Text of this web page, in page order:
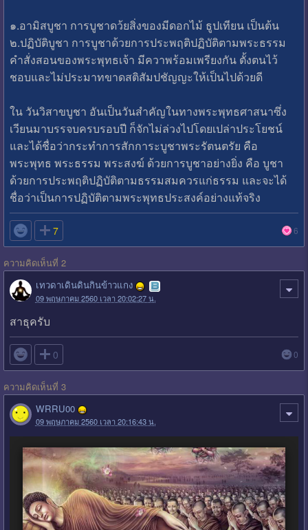
๑.อามิสบูชา การบูชาดว้ยสิ่งของมีดอกไม้ ธูปเทียน เป็นต้น
๒.ปฏิบัติบูชา การบูชาด้วยการประพฤติปฏิบัติตามพระธรรม
คำสั่งสอนของพระพุทธเจ้า มีควาพร้อมเพรียงกัน ตั้งตนไว้
ชอบและไม่ประมาทขาดสติสัมปชัญญะให้เป็นไปด้วยดี
ใน วันวิสาขบูชา อันเป็นวันสำคัญในทางพระพุทธศาสนาซึ่ง
เวียนมาบรรจบครบรอบปี ก็จักไม่ล่วงไปโดยเปล่าประโยชน์
และได้ชื่อว่ากระทำการสักการะบูชาพระรัตนตรัย คือ
พระพุทธ พระธรรม พระสงฆ์ ด้วยการบูชาอย่างยิ่ง คือ บูชา
ด้วยการประพฤติปฏิบัติตามธรรมสมควรแก่ธรรม และจะได้
ชื่อว่าเป็นการปฏิบัติตามพระพุทธประสงค์อย่างแท้จริง
 7 6
ความคิดเห็นที่ 2
เทวดาเดินดินกินข้าวแกง
09 พฤษภาคม 2560 เวลา 20:02:27 น.
สาธุครับ
 0 0
ความคิดเห็นที่ 3
WRRU00
09 พฤษภาคม 2560 เวลา 20:16:43 น.